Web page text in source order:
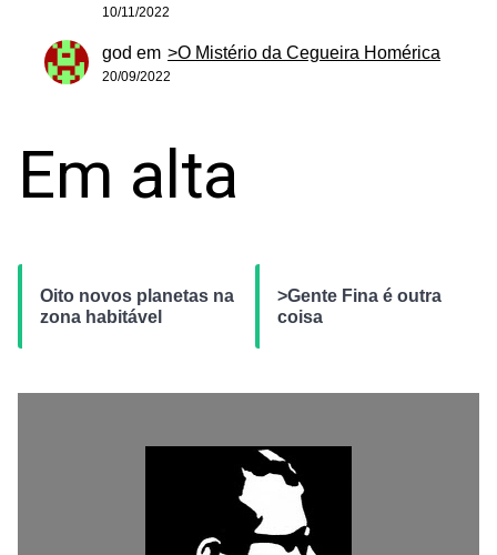
10/11/2022
god em >O Mistério da Cegueira Homérica
20/09/2022
Em alta
Oito novos planetas na
zona habitável
>Gente Fina é outra
coisa